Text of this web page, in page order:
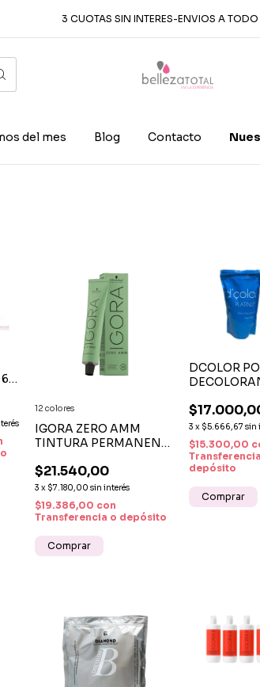
3 CUOTAS SIN INTERES-ENVIOS A TODO
del mes Blog Contacto
60
IGORA ZERO AMM
TINTURA PERMANENTE
COLOR INTENSO Y
CUIDADO CAPILAR
$21.540,00
3 x $7.180,00 sin interés
$19.386,00 con
Transferencia o depósito
12 colores
Comprar
DCOLOR
G –
CUIDADO
CAPILAR
3 x $5.666,67 sin
$15.300,00
depósito